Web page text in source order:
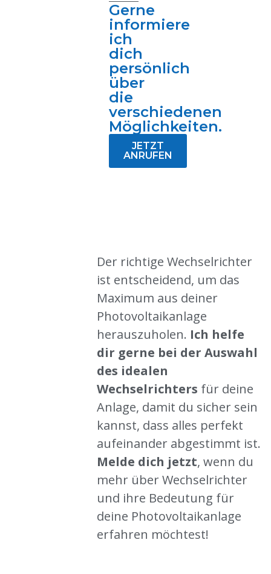
Gerne
informiere
ich
dich
persönlich
über
die
verschiedenen
Möglichkeiten.
JETZT
ANRUFEN
Der richtige Wechselrichter
ist entscheidend, um das
Maximum aus deiner
Photovoltaikanlage
herauszuholen. Ich helfe
dir gerne bei der Auswahl
des idealen
Wechselrichters für deine
Anlage, damit du sicher sein
kannst, dass alles perfekt
aufeinander abgestimmt ist.
Melde dich jetzt, wenn du
mehr über Wechselrichter
und ihre Bedeutung für
deine Photovoltaikanlage
erfahren möchtest!